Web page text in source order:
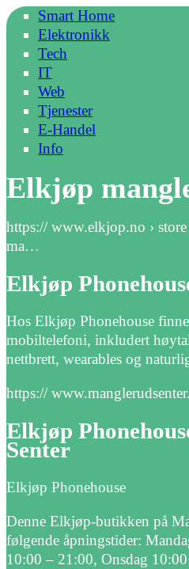
Smart Home
Elektronikk
Tech
IT
Web
Tjenester
E-Handel
Info
Elkjøp
https:// www.elkjop.no ›
ma…
Elkjøp
Hos Elkjøp Phonehouse
mobiltelefoni, inkludert
nettbrett, wearables og
https://
Elkjøp
Senter
Elkjøp Phonehouse
Denne Elkjøp-butikken på
følgende åpningstider:
10:00 – 21:00, Onsdag